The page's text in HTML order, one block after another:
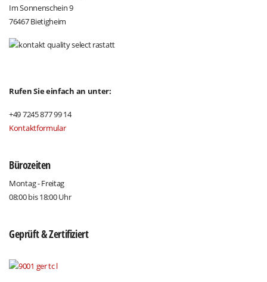
Im Sonnenschein 9
76467 Bietigheim
Rufen Sie einfach an unter:
+49 7245 877 99 14
Kontaktformular
Bürozeiten
Montag - Freitag
08:00 bis 18:00 Uhr
Geprüft & Zertifiziert